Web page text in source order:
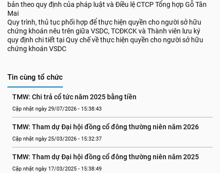
bản theo quy định của pháp luật và Điều lệ CTCP Tổng hợp Gỗ Tân
Mai
Quy trình, thủ tục phối hợp để thực hiện quyền cho người sở hữu
chứng khoán nêu trên giữa VSDC, TCĐKCK và Thành viên lưu ký
quy định chi tiết tại Quy chế về thực hiện quyền cho người sở hữu
chứng khoán VSDC
Tin cùng tổ chức
TMW: Chi trả cổ tức năm 2025 bằng tiền
Cập nhật ngày 29/07/2026 - 15:38:43
TMW: Tham dự Đại hội đồng cổ đông thường niên năm 2026
Cập nhật ngày 25/03/2026 - 15:32:37
TMW: Tham dự Đại hội đồng cổ đông thường niên năm 2025
Cập nhật ngày 17/03/2025 - 15:38:49